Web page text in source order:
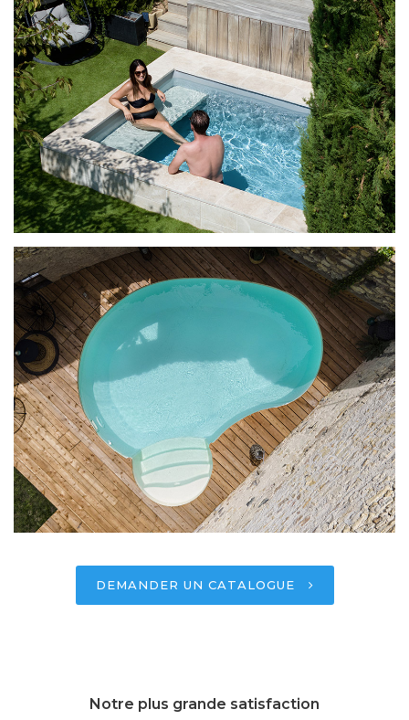
DEMANDER UN CATALOGUE
Notre plus grande satisfaction